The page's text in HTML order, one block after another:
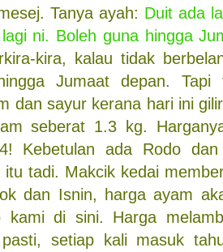
Tanya ayah: Duit ada
ni. Boleh guna hingga
kira, kalau tidak
Jumaat depan.
dan sayur kerana hari ini
seberat 1.3 kg.
Kebetulan ada Rodo
tadi. Makcik kedai
dan Isnin, harga ayam
kami di sini. Harga
setiap kali masuk